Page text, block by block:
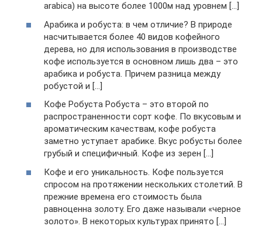
arabica) на высоте более 1000м над уровнем […]
Арабика и робуста: в чем отличие? В природе
насчитывается более 40 видов кофейного
дерева, но для использования в производстве
кофе используется в основном лишь два – это
арабика и робуста. Причем разница между
робустой и […]
Кофе Робуста Робуста – это второй по
распространенности сорт кофе. По вкусовым и
ароматическим качествам, кофе робуста
заметно уступает арабике. Вкус робусты более
грубый и специфичный. Кофе из зерен […]
Кофе и его уникальность. Кофе пользуется
спросом на протяжении нескольких столетий. В
прежние времена его стоимость была
равноценна золоту. Его даже называли «черное
золото». В некоторых культурах принято […]